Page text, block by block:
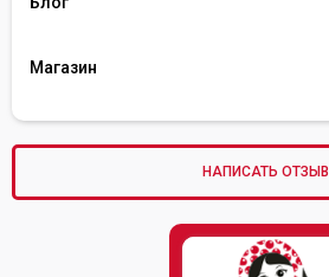
Магазин
НАПИСАТЬ ОТЗЫВ